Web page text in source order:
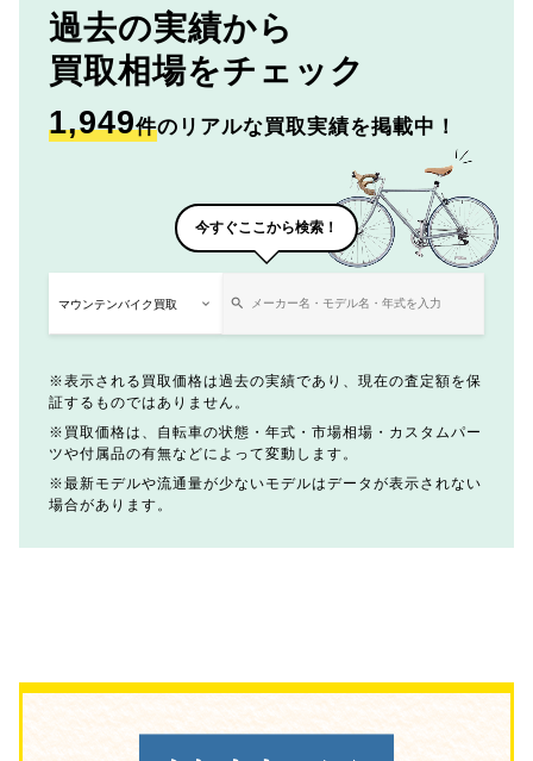
過去の実績から
買取相場をチェック
1,949件のリアルな買取実績を掲載中！
今すぐここから検索！
表示される買取価格は過去の実績であり、現在の査定額を保
証するものではありません。
買取価格は、自転車の状態・年式・市場相場・カスタムパー
ツや付属品の有無などによって変動します。
最新モデルや流通量が少ないモデルはデータが表示されない
場合があります。